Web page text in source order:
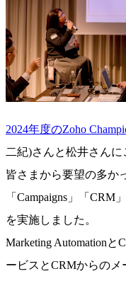
2024年度のZoho
二紀)さんと松井さん
皆さまから要望の多か
「Campaigns」「
を実施しました。
Marketing Automationと
ービスとCRMからの